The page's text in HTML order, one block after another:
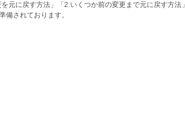
元に戻す方法」「2.いくつか前の変更まで元に戻す方法」
備されております。